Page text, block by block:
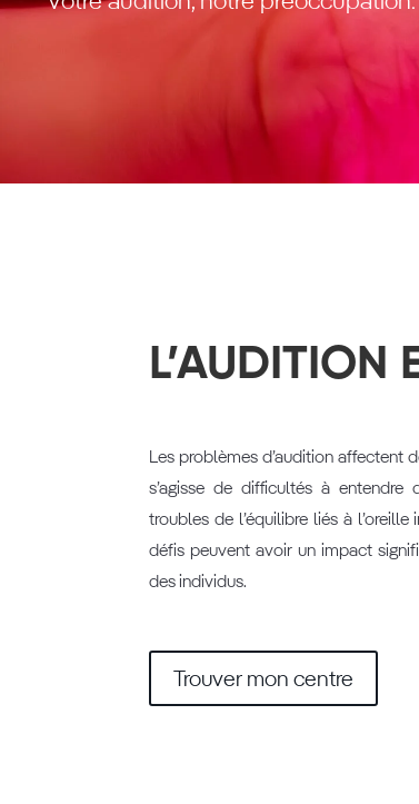
L’AUDITION
Les problèmes d’audition affectent
s’agisse de difficultés à entendre
troubles de l’équilibre liés à
défis peuvent avoir un impact
des individus.
Trouver mon centre